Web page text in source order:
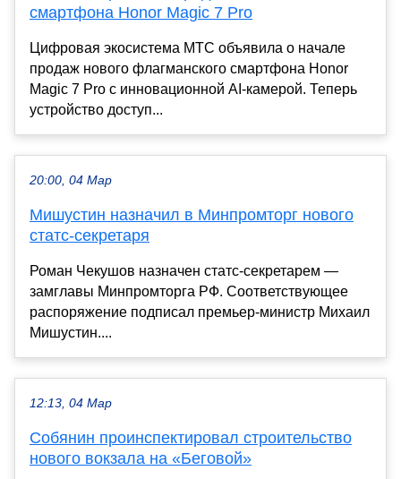
смартфона Honor Magic 7 Pro
Цифровая экосистема МТС объявила о начале
продаж нового флагманского смартфона Honor
Magic 7 Pro с инновационной AI-камерой. Теперь
устройство доступ...
20:00, 04 Мар
Мишустин назначил в Минпромторг нового
статс-секретаря
Роман Чекушов назначен статс-секретарем —
замглавы Минпромторга РФ. Соответствующее
распоряжение подписал премьер-министр Михаил
Мишустин....
12:13, 04 Мар
Собянин проинспектировал строительство
нового вокзала на «Беговой»